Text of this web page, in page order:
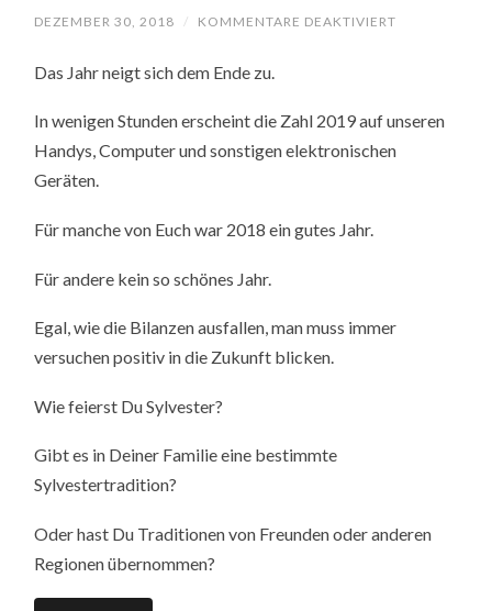
DEZEMBER 30, 2018 / KOMMENTARE DEAKTIVIERT
Das Jahr neigt sich dem Ende zu.
In wenigen Stunden erscheint die Zahl 2019 auf unseren
Handys, Computer und sonstigen elektronischen
Geräten.
Für manche von Euch war 2018 ein gutes Jahr.
Für andere kein so schönes Jahr.
Egal, wie die Bilanzen ausfallen, man muss immer
versuchen positiv in die Zukunft blicken.
Wie feierst Du Sylvester?
Gibt es in Deiner Familie eine bestimmte
Sylvestertradition?
Oder hast Du Traditionen von Freunden oder anderen
Regionen übernommen?